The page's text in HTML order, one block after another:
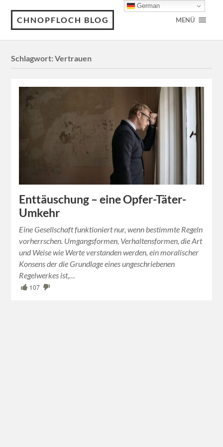
CHNOPFLOCH BLOG MENÜ
Schlagwort:Vertrauen
Enttäuschung – eine Opfer-Täter-
Umkehr
Eine Gesellschaft funktioniert nur, wenn bestimmte Regeln
vorherrschen. Umgangsformen, Verhaltensformen, die Art
und Weise wie Werte verstanden werden, ein moralischer
Konsens der die Grundlage eines ungeschriebenen
Regelwerkes ist,…
107
German